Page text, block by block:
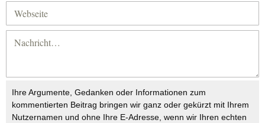
Ihre Argumente, Gedanken oder Informationen zum
kommentierten Beitrag bringen wir ganz oder gekürzt mit Ihrem
Nutzernamen und ohne Ihre E-Adresse, wenn wir Ihren echten